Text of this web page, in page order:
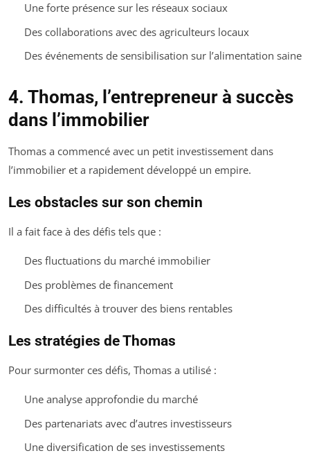
Une forte présence sur les réseaux sociaux
Des collaborations avec des agriculteurs locaux
Des événements de sensibilisation sur l’alimentation saine
4. Thomas, l’entrepreneur à succès
dans l’immobilier
Thomas a commencé avec un petit investissement dans
l’immobilier et a rapidement développé un empire.
Les obstacles sur son chemin
Il a fait face à des défis tels que :
Des fluctuations du marché immobilier
Des problèmes de financement
Des difficultés à trouver des biens rentables
Les stratégies de Thomas
Pour surmonter ces défis, Thomas a utilisé :
Une analyse approfondie du marché
Des partenariats avec d’autres investisseurs
Une diversification de ses investissements